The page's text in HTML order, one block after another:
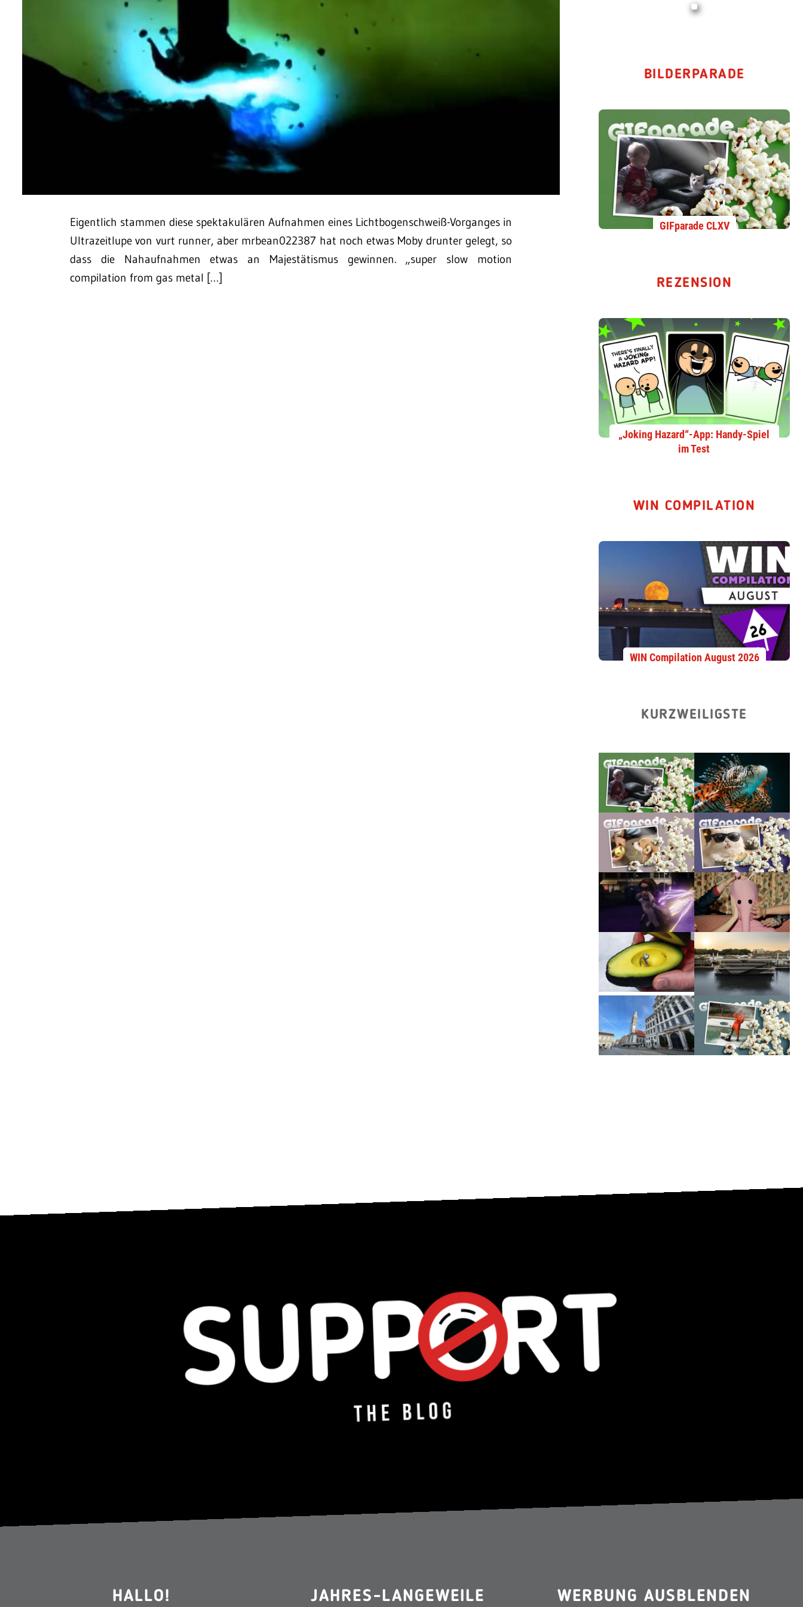
Eigentlich stammen diese spektakulären Aufnahmen eines Lichtbogenschweiß-Vorganges in
Ultrazeitlupe von vurt runner, aber mrbean022387 hat noch etwas Moby drunter gelegt, so
dass die Nahaufnahmen etwas an Majestätismus gewinnen. „super slow motion
compilation from gas metal […]
BILDERPARADE
GIFparade CLXV
REZENSION
„Joking Hazard“-App: Handy-Spiel
im Test
WIN COMPILATION
WIN Compilation August 2026
KURZWEILIGSTE
HALLO! JAHRES-LANGEWEILE WERBUNG AUSBLENDEN